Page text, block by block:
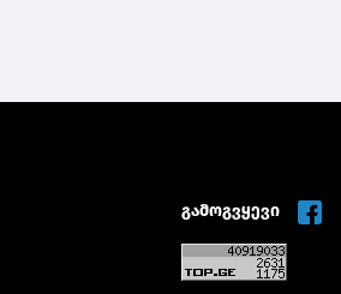
გამოგვყევი